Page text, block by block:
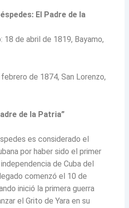
El Padre de la
18 de abril de 1819, Bayamo,
de 1874, San Lorenzo,
de la Patria”
es considerado el
por haber sido el primer
de Cuba del
comenzó el 10 de
inició la primera guerra
el Grito de Yara en su